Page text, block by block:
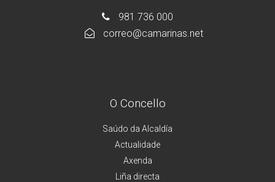
981 736 000
correo@camarinas.net
O Concello
Saúdo da Alcaldía
Actualidade
Axenda
Liña directa